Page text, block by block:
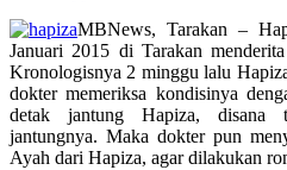
MBNews, Tarakan –
Januari 2015 di Tarakan
Kronologisnya 2 minggu lalu
dokter memeriksa kondisinya
detak jantung Hapiza, disana
jantungnya. Maka dokter pun
Ayah dari Hapiza, agar dilakukan